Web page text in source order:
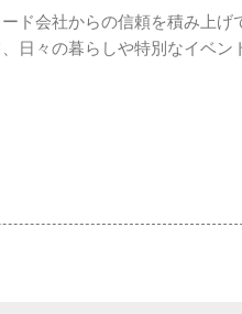
ド会社からの信頼を積み上
日々の暮らしや特別なイベン